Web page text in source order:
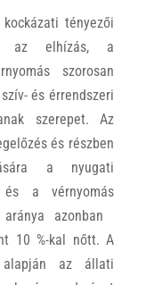
tényezői
az elhízás, a
szorosan
és érrendszeri
szerepet. Az
és részben
a nyugati
és a vérnyomás
azonban 
10 %-kal nőtt. A
alapján az állati